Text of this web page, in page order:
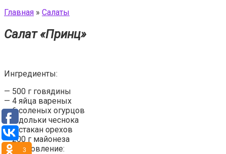
Главная » Салаты
Салат «Принц»
Ингредиенты:
— 500 г говядины
— 4 яйцa вареных
— 6 соленых огурцов
— 3 дольки чеснока
— 1 стакан орехов
— 200 г майонеза
Приготовление:
3